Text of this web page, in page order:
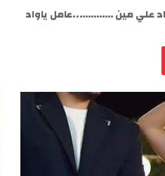
علي مين …………..عامل ياواد